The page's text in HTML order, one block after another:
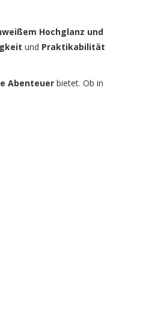
Hochglanz und
und Praktikabilität
Abenteuer bietet. Ob in